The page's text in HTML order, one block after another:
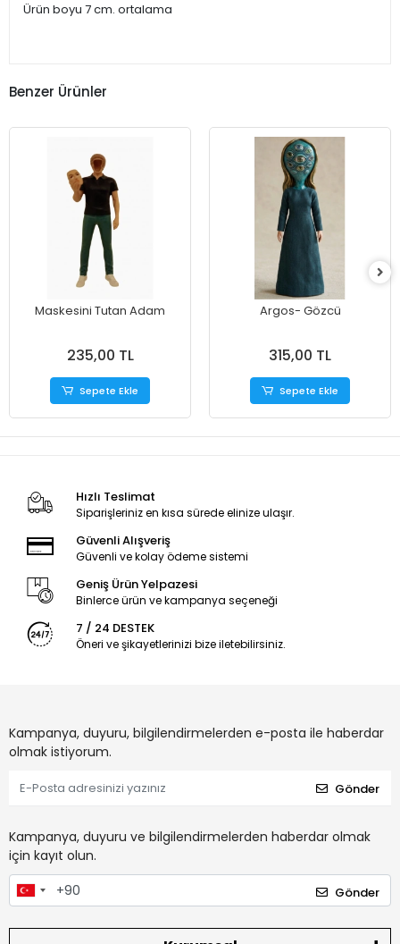
Ürün boyu 7 cm. ortalama
Benzer Ürünler
Maskesini Tutan Adam
235,00 TL
Sepete Ekle
Argos- Gözcü
315,00 TL
Sepete Ekle
Hızlı Teslimat
Siparişleriniz en kısa sürede elinize ulaşır.
Güvenli Alışveriş
Güvenli ve kolay ödeme sistemi
Geniş Ürün Yelpazesi
Binlerce ürün ve kampanya seçeneği
7 / 24 DESTEK
Öneri ve şikayetlerinizi bize iletebilirsiniz.
Kampanya, duyuru, bilgilendirmelerden e-posta ile haberdar
olmak istiyorum.
Gönder
Kampanya, duyuru ve bilgilendirmelerden haberdar olmak
için kayıt olun.
Gönder